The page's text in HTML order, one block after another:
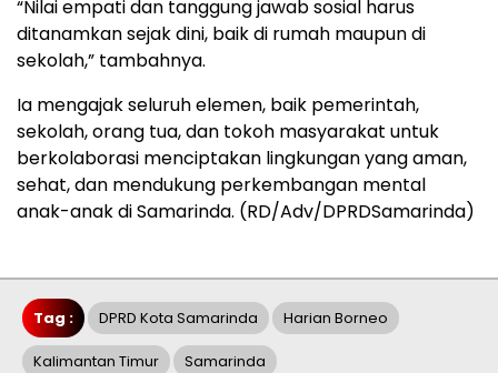
“Nilai empati dan tanggung jawab sosial harus
ditanamkan sejak dini, baik di rumah maupun di
sekolah,” tambahnya.
Ia mengajak seluruh elemen, baik pemerintah,
sekolah, orang tua, dan tokoh masyarakat untuk
berkolaborasi menciptakan lingkungan yang aman,
sehat, dan mendukung perkembangan mental
anak-anak di Samarinda. (RD/Adv/DPRDSamarinda)
Tag : DPRD Kota Samarinda Harian Borneo
Kalimantan Timur Samarinda